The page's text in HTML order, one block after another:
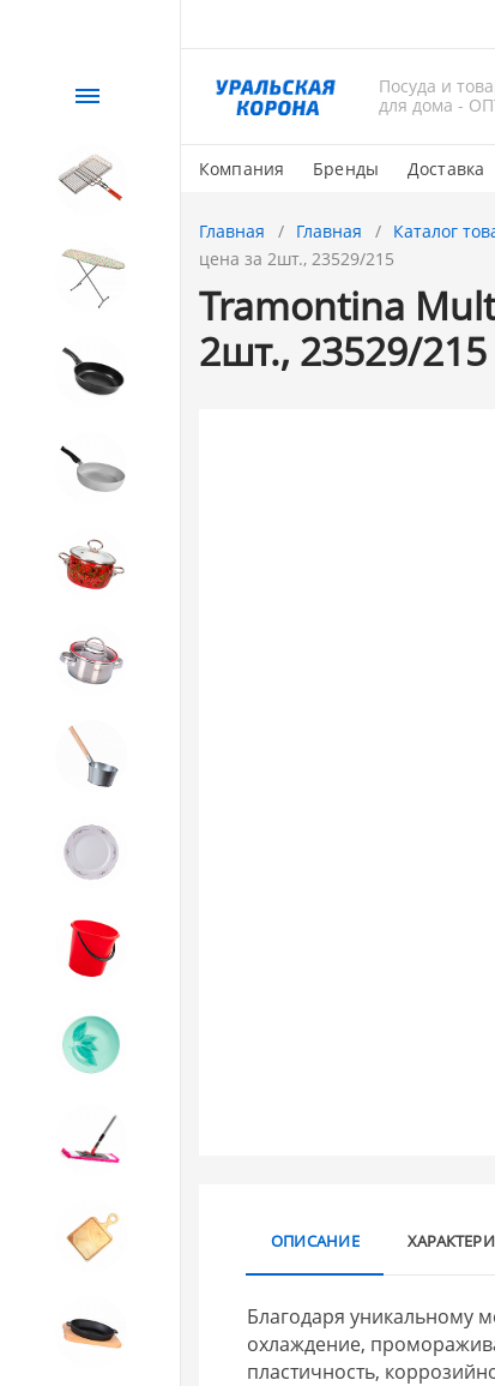
Посуда и
для дома -
Компания Бренды Доставка
Каталог
СЕЗОННЫЙ товар
1. Завод Исток
2. Посуда с АНТИПРИГАРНЫМ
11. Товары для КУХНИ
12. ПЕЧНОЕ литье и посуда из
Главная Главная Каталог
цена за 2шт., 23529/215
Tramontina
2шт., 23529/215
ОПИСАНИЕ
Благодаря уникальному
охлаждение,
пластичность,